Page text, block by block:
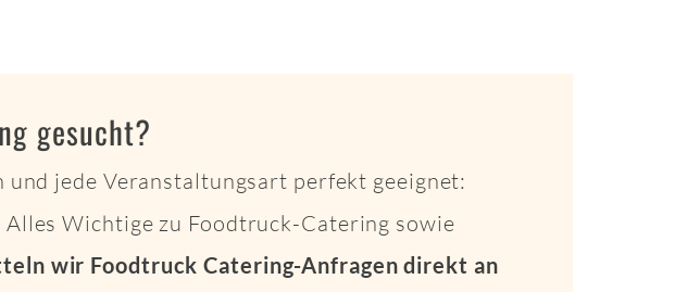
gesucht?
jede Veranstaltungsart perfekt geeignet:
Wichtige zu Foodtruck-Catering sowie
wir Foodtruck Catering-Anfragen direkt an